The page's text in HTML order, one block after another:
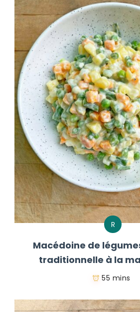
R
Macédoine de
traditionnelle à la
55 mins